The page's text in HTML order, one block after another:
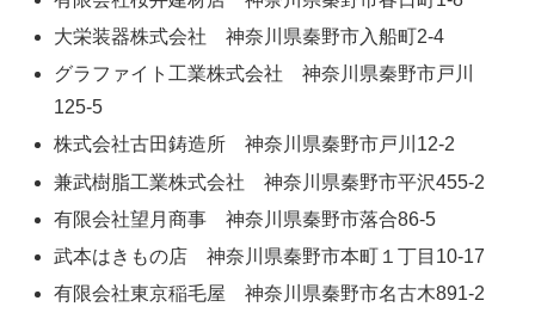
大栄装器株式会社 神奈川県秦野市入船町2-4
グラファイト工業株式会社 神奈川県秦野市戸川
125-5
株式会社古田鋳造所 神奈川県秦野市戸川12-2
兼武樹脂工業株式会社 神奈川県秦野市平沢455-2
有限会社望月商事 神奈川県秦野市落合86-5
武本はきもの店 神奈川県秦野市本町１丁目10-17
有限会社東京稲毛屋 神奈川県秦野市名古木891-2